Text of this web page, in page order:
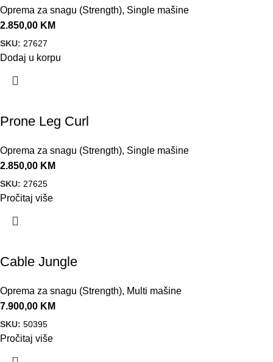
Oprema za snagu (Strength), Single mašine
2.850,00 KM
SKU: 27627
Dodaj u korpu
Prone Leg Curl
Oprema za snagu (Strength), Single mašine
2.850,00 KM
SKU: 27625
Pročitaj više
Cable Jungle
Oprema za snagu (Strength), Multi mašine
7.900,00 KM
SKU: 50395
Pročitaj više